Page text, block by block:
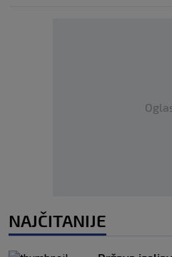
NAJČITANIJE